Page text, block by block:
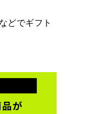
どでギフト